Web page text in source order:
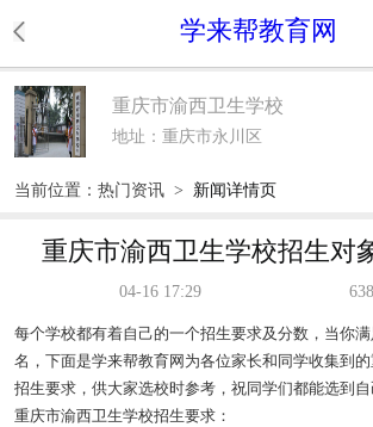
学来帮教育网
重庆市渝西卫生学校
地址：重庆市永川区
当前位置： 热门资讯 > 新闻详情页
重庆市渝西卫生学校招生对
04-16 17:29
每个学校都有着自己的一个招生要求及分数，当你
名，下面是学来帮教育网为各位家长和同学收集到
招生要求，供大家选校时参考，祝同学们都能选到自
重庆市渝西卫生学校招生要求：